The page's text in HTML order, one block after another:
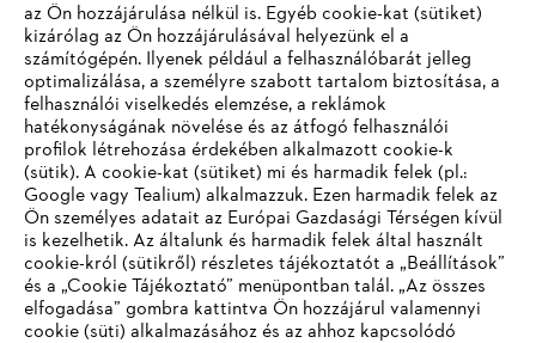
az Ön hozzájárulása nélkül is. Egyéb cookie-kat (sütiket)
kizárólag az Ön hozzájárulásával helyezünk el a
számítógépén. Ilyenek például a felhasználóbarát jelleg
optimalizálása, a személyre szabott tartalom biztosítása, a
felhasználói viselkedés elemzése, a reklámok
hatékonyságának növelése és az átfogó felhasználói
profilok létrehozása érdekében alkalmazott cookie-k
(sütik). A cookie-kat (sütiket) mi és harmadik felek (pl.:
Google vagy Tealium) alkalmazzuk. Ezen harmadik felek az
Ön személyes adatait az Európai Gazdasági Térségen kívül
is kezelhetik. Az általunk és harmadik felek által használt
cookie-król (sütikről) részletes tájékoztatót a „Beállítások”
és a „Cookie Tájékoztató” menüpontban talál. „Az összes
elfogadása” gombra kattintva Ön hozzájárul valamennyi
cookie (süti) alkalmazásához és az ahhoz kapcsolódó